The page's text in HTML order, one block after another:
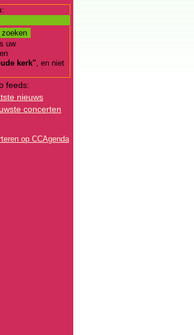
uw
kerk", en niet
feeds:
nieuws
concerten
op CCAgenda